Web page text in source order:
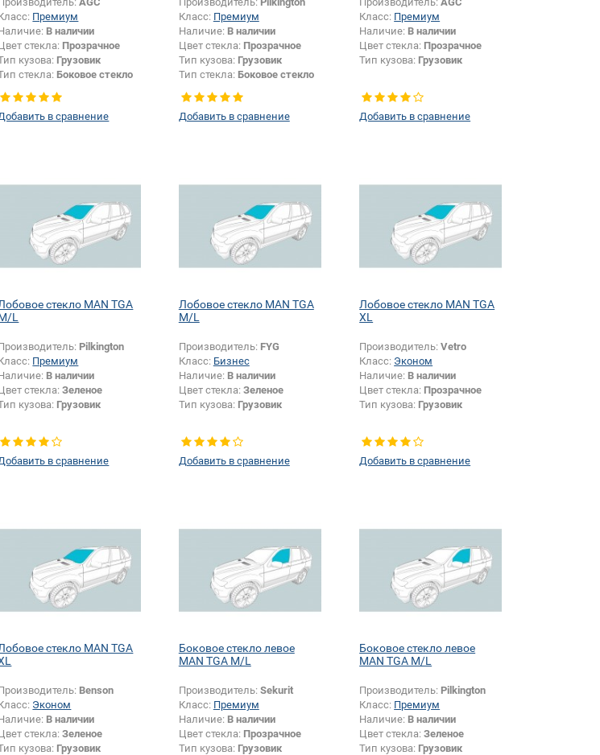
Премиум
В наличии
стекла: Прозрачное
кузова: Грузовик
стекла: Боковое стекло
правое
в сравнение
Класс: Премиум
Наличие: В наличии
Цвет стекла: Прозрачное
Тип кузова: Грузовик
Тип стекла: Боковое стекло
правое
Добавить в сравнение
Класс: Премиум
Наличие: В наличии
Цвет стекла: Прозрачное
Тип кузова: Грузовик
Добавить в сравнение
стекло MAN TGA
L
Pilkington
Премиум
В наличии
стекла:Зеленое
кузова: Грузовик
в сравнение
Лобовое стекло MAN TGA
M/L
Производитель: FYG
Класс: Бизнес
Наличие: В наличии
Цвет стекла: Зеленое
Тип кузова: Грузовик
Добавить в сравнение
Лобовое стекло MAN TGA
XL
Производитель:Vetro
Класс: Эконом
Наличие: В наличии
Цвет стекла: Прозрачное
Тип кузова: Грузовик
Добавить в сравнение
стекло MAN TGA
Benson
Эконом
В наличии
стекла:Зеленое
кузова: Грузовик
Боковое стекло левое
MAN TGA M/L
Производитель: Sekurit
Класс: Премиум
Наличие: В наличии
Цвет стекла: Прозрачное
Тип кузова: Грузовик
Боковое стекло левое
MAN TGA M/L
Производитель: Pilkington
Класс: Премиум
Наличие: В наличии
Цвет стекла:Зеленое
Тип кузова: Грузовик